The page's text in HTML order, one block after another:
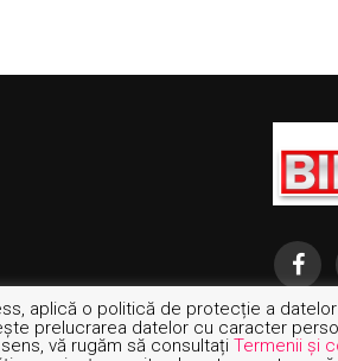
DESPRE NOI
aplică o politică de protecție a
prelucrarea datelor cu caracter
vă rugăm să consultați Termenii și